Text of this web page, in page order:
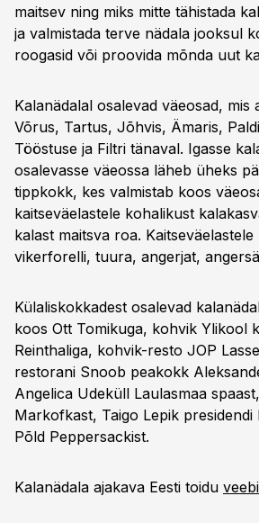
maitsev ning miks mitte tähistada
ja valmistada terve nädala jooksul
roogasid või proovida mõnda uut
Kalanädalal osalevad väeosad, mis
Võrus, Tartus, Jõhvis, Ämaris,
Tööstuse ja Filtri tänaval. Igasse
osalevasse väeossa läheb üheks
tippkokk, kes valmistab koos
kaitseväelastele kohalikust
kalast maitsva roa.
vikerforelli, tuura, angerjat,
Külaliskokkadest osalevad
koos Ott Tomikuga, kohvik Ylikool
Reinthaliga, kohvik-resto JOP
restorani Snoob peakokk
Angelica Udeküll Laulasmaa
Markofkast, Taigo Lepik presidendi
Põld Peppersackist.
Kalanädala ajakava Eesti toidu